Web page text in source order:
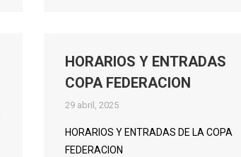
HORARIOS Y ENTRADAS
COPA FEDERACION
29 abril, 2025
HORARIOS Y ENTRADAS DE LA COPA
FEDERACION